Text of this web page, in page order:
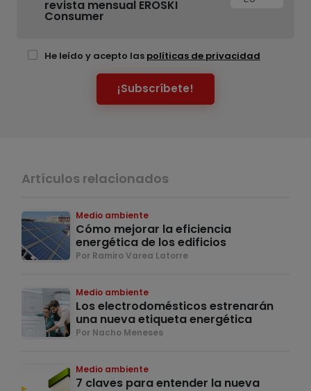
revista mensual EROSKI
Consumer
He leído y acepto las políticas de privacidad
¡Subscríbete!
Artículos relacionados
Medio ambiente
Cómo mejorar la eficiencia
energética de los edificios
Por Ramiro Varea Latorre
Medio ambiente
Los electrodomésticos estrenarán
una nueva etiqueta energética
Por Nacho Meneses
Medio ambiente
7 claves para entender la nueva